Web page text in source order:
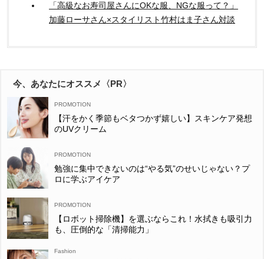
「高級なお寿司屋さんにOKな服、NGな服って？」
加藤ローサさん×スタイリスト竹村はま子さん対談
今、あなたにオススメ〈PR〉
【汗をかく季節もベタつかず嬉しい】スキンケア発想
のUVクリーム
勉強に集中できないのは“やる気”のせいじゃない？プ
ロに学ぶアイケア
【ロボット掃除機】を選ぶならこれ！水拭きも吸引力
も、圧倒的な「清掃能力」
Fashion